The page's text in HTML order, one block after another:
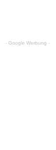
- Google Werbung -